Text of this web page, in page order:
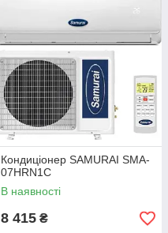
Кондиціонер SAMURAI SMA-
07HRN1C
В наявності
8 415 ₴